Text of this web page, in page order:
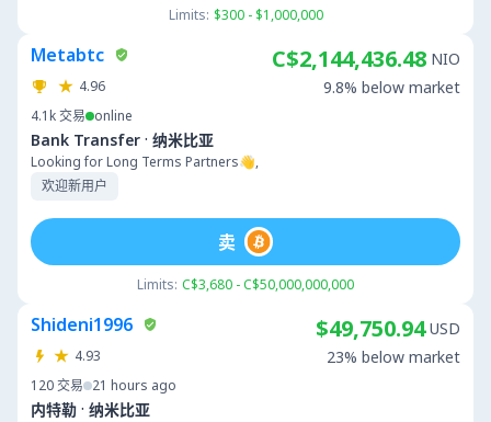
Limits: $300 - $1,000,000
Metabtc
4.96
4.1k交易 online
Bank Transfer · 纳米比亚
Looking for Long Terms Partners👋,
欢迎新用户
C$2,144,436.48 NIO
9.8% below market
Limits: C$3,680 - C$50,000,000,000
卖
Shideni1996
4.93
120交易 21 hours ago
内特勒 · 纳米比亚
$49,750.94 USD
23% below market